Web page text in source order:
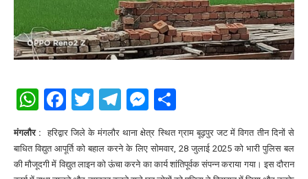
WhatsApp
Facebook
Twitter
Telegram
Messenger
मंगलौर :हरिद्वार जिले के मंगलौर थाना क्षेत्र स्थित ग्राम बूढ़पुर जट में विगत तीन दिनों से
बाधित विद्युत आपूर्ति को बहाल करने के लिए सोमवार, 28 जुलाई 2025 को भारी पुलिस बल
की मौजूदगी में विद्युत लाइन को ऊंचा करने का कार्य शांतिपूर्वक संपन्न कराया गया। इस दौरान